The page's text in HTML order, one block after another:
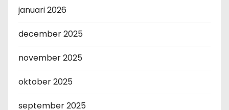
januari 2026
december 2025
november 2025
oktober 2025
september 2025